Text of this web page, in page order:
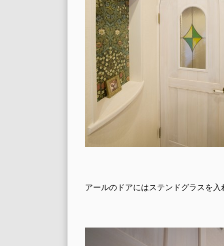
アールのドアにはステンドグラスを入